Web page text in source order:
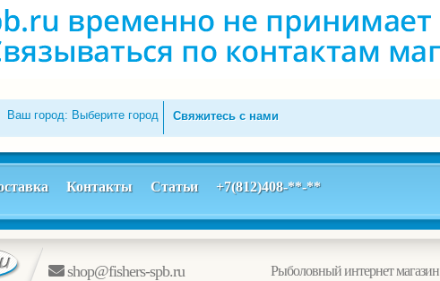
Свяжитесь с нами
Ваш город: Выберите город
Контакты Статьи +7(812)408-**-**
Рыболовный интернет магазин
shop@fishers-spb.ru